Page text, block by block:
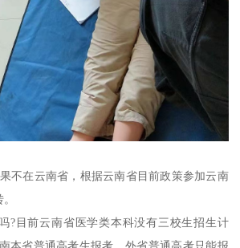
不在云南省，根据云南省目前政策参加云南
?目前云南省医学类本科没有三校生招生计